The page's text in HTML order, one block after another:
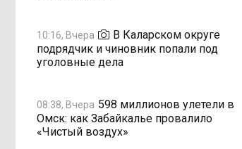
10:16, Вчера
В Каларском округе
подрядчик и чиновник попали под
уголовные дела
08:38, Вчера 598 миллионов улетели в
Омск: как Забайкалье провалило
«Чистый воздух»